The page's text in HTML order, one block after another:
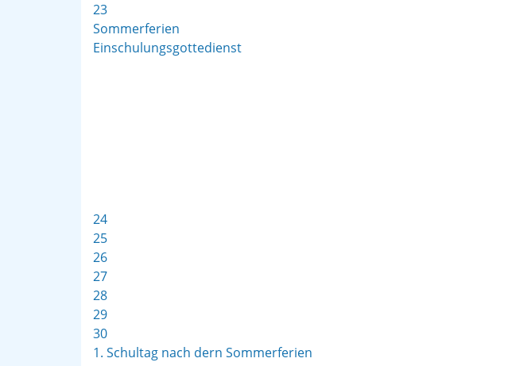
23
Sommerferien
Einschulungsgottedienst
24
25
26
27
28
29
30
1. Schultag nach dern Sommerferien